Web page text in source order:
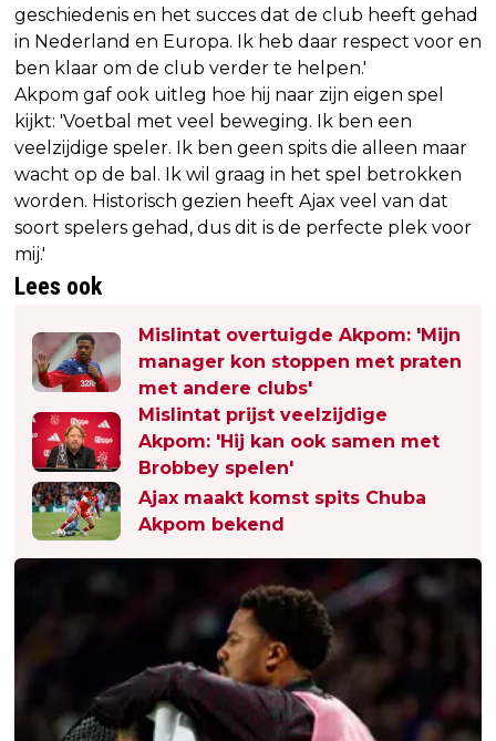
geschiedenis en het succes dat de club heeft gehad
in Nederland en Europa. Ik heb daar respect voor en
ben klaar om de club verder te helpen.'
Akpom gaf ook uitleg hoe hij naar zijn eigen spel
kijkt: 'Voetbal met veel beweging. Ik ben een
veelzijdige speler. Ik ben geen spits die alleen maar
wacht op de bal. Ik wil graag in het spel betrokken
worden. Historisch gezien heeft Ajax veel van dat
soort spelers gehad, dus dit is de perfecte plek voor
mij.'
Lees ook
Mislintat overtuigde Akpom: 'Mijn
manager kon stoppen met praten
met andere clubs'
Mislintat prijst veelzijdige
Akpom: 'Hij kan ook samen met
Brobbey spelen'
Ajax maakt komst spits Chuba
Akpom bekend